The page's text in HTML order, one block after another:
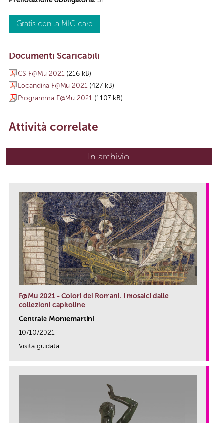
Gratis con la MIC card
Documenti Scaricabili
CS F@Mu 2021 (216 kB)
Locandina F@Mu 2021 (427 kB)
Programma F@Mu 2021 (1107 kB)
Attività correlate
In archivio
F@Mu 2021 - Colori dei Romani. I mosaici dalle
collezioni capitoline
Centrale Montemartini
10/10/2021
Visita guidata